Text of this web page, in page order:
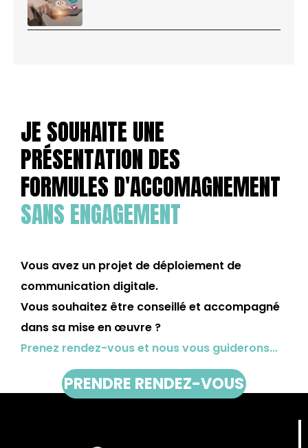
JE SOUHAITE UNE
PRÉSENTATION DES
FORMULES D'ACCOMAGNEMENT
SANS ENGAGEMENT
Vous avez un projet de déploiement de
communication digitale.
Vous souhaitez être conseillé et accompagné
dans sa mise en œuvre ?
Prenez rendez-vous et nous vous guiderons...
PRENDRE RENDEZ-VOUS